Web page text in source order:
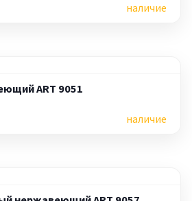
наличие
ART 9051
наличие